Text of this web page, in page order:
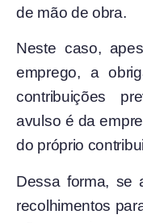
de mão de obra.
Neste caso,
emprego, a
contribuições
avulso é da
do próprio
Dessa forma, se
recolhimentos